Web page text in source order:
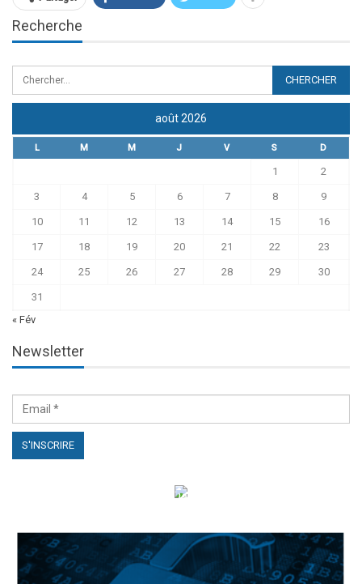
Recherche
août 2026
L M M J V S D
1 2
3 4 5 6 7 8 9
10 11 12 13 14 15 16
17 18 19 20 21 22 23
24 25 26 27 28 29 30
31
« Fév
Newsletter
الهياكل الخاضعة لقانون النفاذ إلى المعلومة